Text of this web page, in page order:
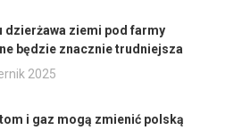
dzierżawa ziemi pod farmy
będzie znacznie trudniejsza
2025
i gaz mogą zmienić polską